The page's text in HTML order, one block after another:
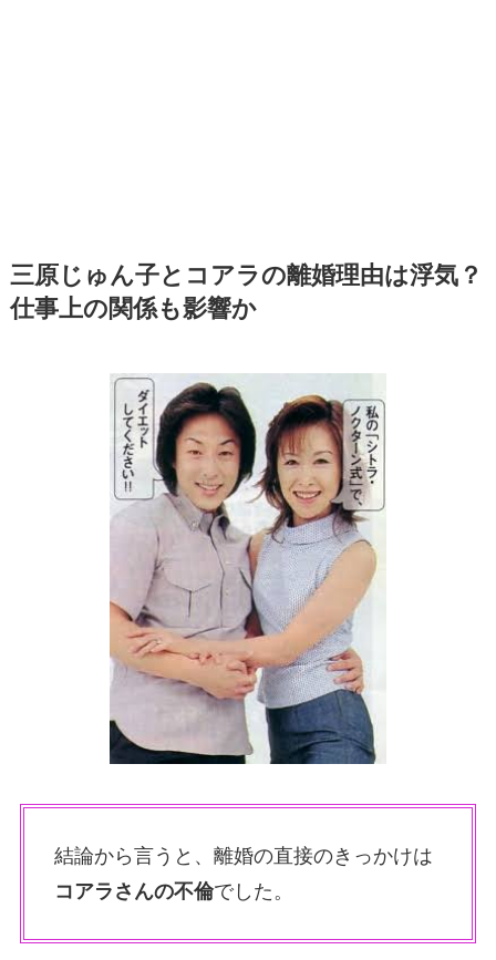
三原じゅん子とコアラの離婚理由は浮気？
仕事上の関係も影響か
結論から言うと、離婚の直接のきっかけは
コアラさんの不倫でした。